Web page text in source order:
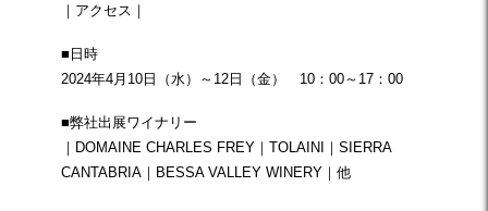
｜ アクセス ｜
■日時
2024年4月10日（水）～12日（金） 10：00～17：00
■弊社出展ワイナリー
｜ DOMAINE CHARLES FREY ｜ TOLAINI ｜ SIERRA
CANTABRIA ｜ BESSA VALLEY WINERY ｜他